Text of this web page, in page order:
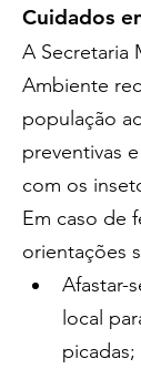
Cuidados
A Secretaria
Ambiente
população
preventivas
com os
Em caso de
orientações
Afastar-
local
picadas;